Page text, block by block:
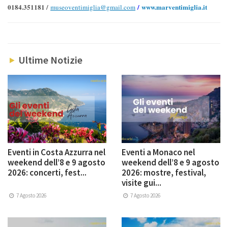
0184.351181 / museoventimiglia@gmail.com / www.marventimiglia.it
Ultime Notizie
Eventi in Costa Azzurra nel
weekend dell’8 e 9 agosto
2026: concerti, fest...
7 Agosto 2026
Eventi a Monaco nel
weekend dell’8 e 9 agosto
2026: mostre, festival,
visite gui...
7 Agosto 2026